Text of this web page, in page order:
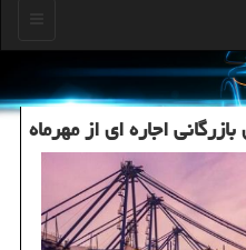
اجاره ای از مهرماه